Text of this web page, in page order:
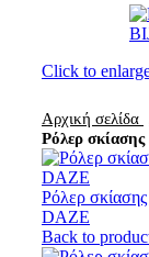
Click to
Αρχική σελίδα
Ρόλερ
Ρόλερ
DAZE
Back to